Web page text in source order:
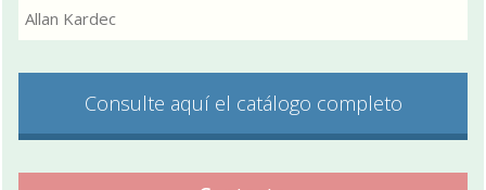
Allan Kardec
Consulte aquí el catálogo completo